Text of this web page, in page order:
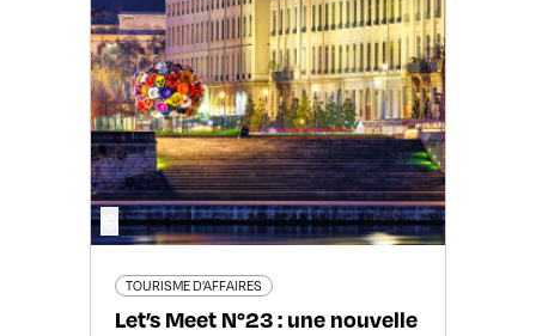
TOURISME D'AFFAIRES
Let’s Meet N°23 : une nouvelle
©